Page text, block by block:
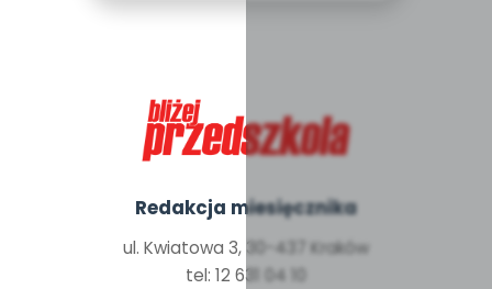
Redakcja miesięcznika
ul. Kwiatowa 3, 30-437 Kraków
tel: 12 631 04 10